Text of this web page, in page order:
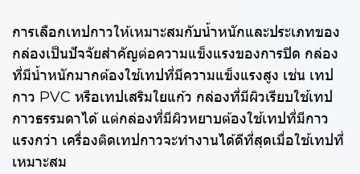
การเลือกเทปกาวให้เหมาะสมกับน้ำหนักและประเภทของ
กล่องเป็นปัจจัยสำคัญต่อความแข็งแรงของการปิด กล่อง
ที่มีน้ำหนักมากต้องใช้เทปที่มีความแข็งแรงสูง เช่น เทป
กาว PVC หรือเทปเสริมใยแก้ว กล่องที่มีผิวเรียบใช้เทป
กาวธรรมดาได้ แต่กล่องที่มีผิวหยาบต้องใช้เทปที่มีกาว
แรงกว่า เครื่องติดเทปกาวจะทำงานได้ดีที่สุดเมื่อใช้เทปที่
เหมาะสม